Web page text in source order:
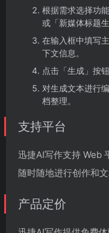
根据需求选择功
或「新媒体标题生
在输入框中填写
下文信息。
点击「生成」按
对生成文本进行
档整理。
支持平台
迅捷AI写作支持 Web
随时随地进行创作和文
产品定价